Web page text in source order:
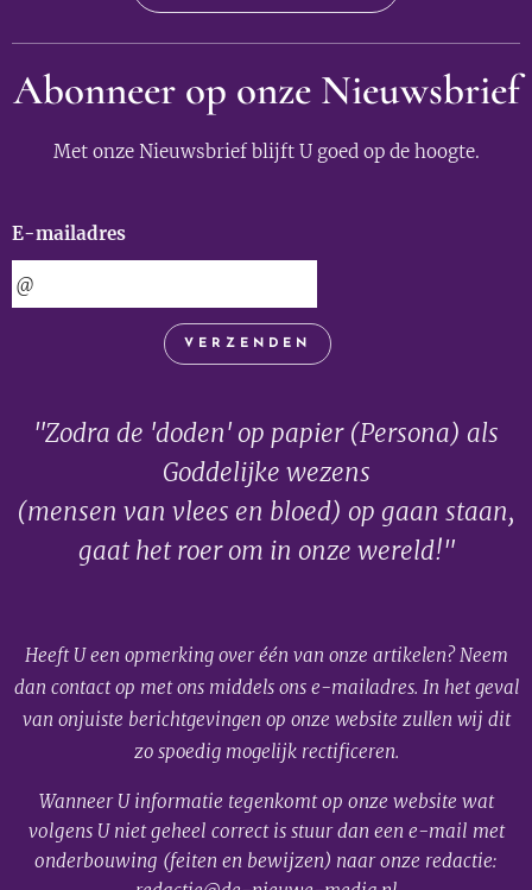
Abonneer op onze Nieuwsbrief
Met onze Nieuwsbrief blijft U goed op de hoogte.
E-mailadres
VERZENDEN
"Zodra de 'doden' op papier (Persona) als
Goddelijke wezens
(mensen van vlees en bloed) op gaan staan,
gaat het roer om in onze wereld!"
Heeft U een opmerking over één van onze artikelen? Neem
dan contact op met ons middels ons e-mailadres. In het geval
van onjuiste berichtgevingen op onze website zullen wij dit
zo spoedig mogelijk rectificeren.
Wanneer U informatie tegenkomt op onze website wat
volgens U niet geheel correct is stuur dan een e-mail met
onderbouwing (feiten en bewijzen) naar onze redactie: